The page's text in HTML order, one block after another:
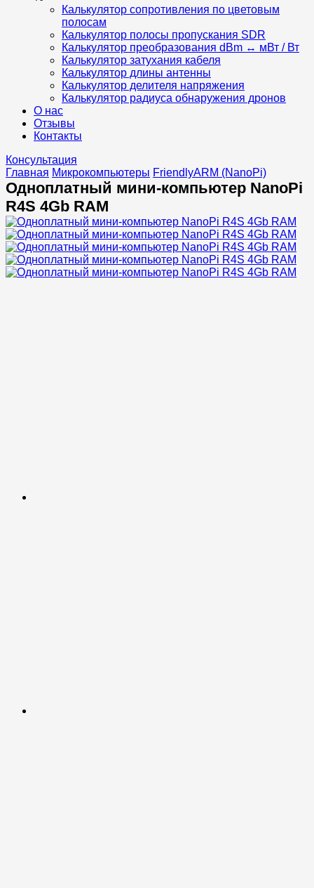
Калькулятор сопротивления по цветовым
полосам
Калькулятор полосы пропускания SDR
Калькулятор преобразования dBm ↔ мВт / Вт
Калькулятор затухания кабеля
Калькулятор длины антенны
Калькулятор делителя напряжения
Калькулятор радиуса обнаружения дронов
О нас
Отзывы
Контакты
Консультация
Главная Микрокомпьютеры FriendlyARM (NanoPi)
Одноплатный мини-компьютер NanoPi
R4S 4Gb RAM